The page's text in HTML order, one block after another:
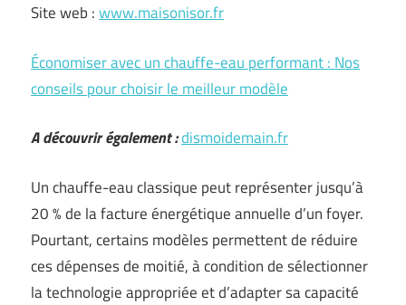
Site web :www.maisonisor.fr
Économiser avec un chauffe-eau performant : Nos
conseils pour choisir le meilleur modèle
A découvrir également :dismoidemain.fr
Un chauffe-eau classique peut représenter jusqu’à
20 % de la facture énergétique annuelle d’un foyer.
Pourtant, certains modèles permettent de réduire
ces dépenses de moitié, à condition de sélectionner
la technologie appropriée et d’adapter sa capacité